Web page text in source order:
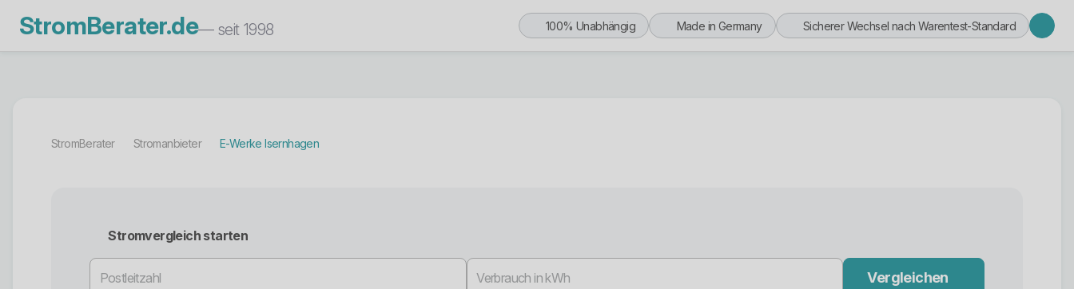
StromBerater.de— seit 1998 100% Unabhängig Made in Germany Sicherer Wechsel nach Warentest-Standard
StromBerater Stromanbieter E-Werke Isernhagen
Stromvergleich starten
Vergleichen